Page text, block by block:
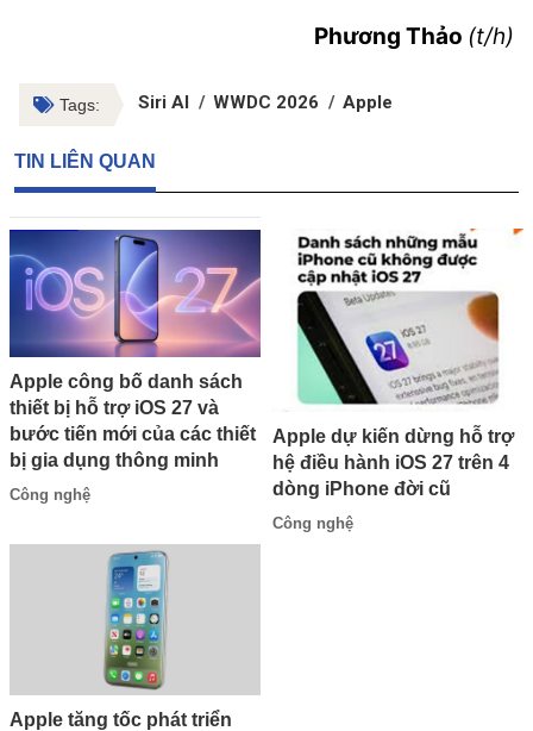
Phương Thảo (t/h)
Tags: Siri AI WWDC 2026 Apple
TIN LIÊN QUAN
Apple công bố danh sách
thiết bị hỗ trợ iOS 27 và
bước tiến mới của các thiết
bị gia dụng thông minh
Công nghệ
Apple dự kiến dừng hỗ trợ
hệ điều hành iOS 27 trên 4
dòng iPhone đời cũ
Công nghệ
Apple tăng tốc phát triển